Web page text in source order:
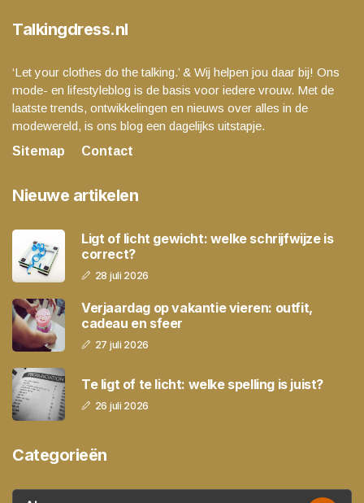
Talkingdress.nl
‘Let your clothes do the talking.’ & Wij helpen jou daar bij! Ons
mode- en lifestyleblog is de basis voor iedere vrouw. Met de
laatste trends, ontwikkelingen en nieuws over alles in de
modewereld, is ons blog een dagelijks uitstapje.
Sitemap
Contact
Nieuwe artikelen
Ligt of licht gewicht: welke schrijfwijze is
correct?
28 juli 2026
Verjaardag op vakantie vieren: outfit,
cadeau en sfeer
27 juli 2026
Te ligt of te licht: welke spelling is juist?
26 juli 2026
Categorieën